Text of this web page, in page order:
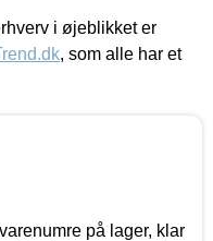
i øjeblikket er
, som alle har et
på lager, klar